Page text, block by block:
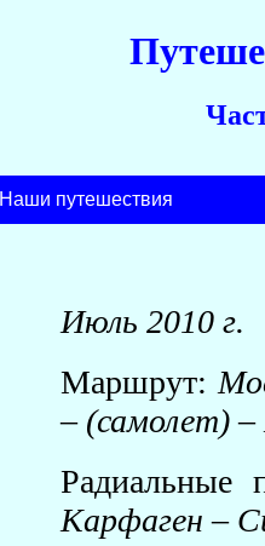
Наши путешествия
Июль 2010 г.
Маршрут:
– (самолет)
Карфаген –